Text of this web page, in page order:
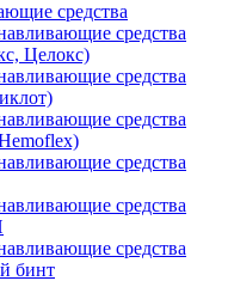
средства
средства
Целокс)
средства
средства
средства
средства
средства
бинт